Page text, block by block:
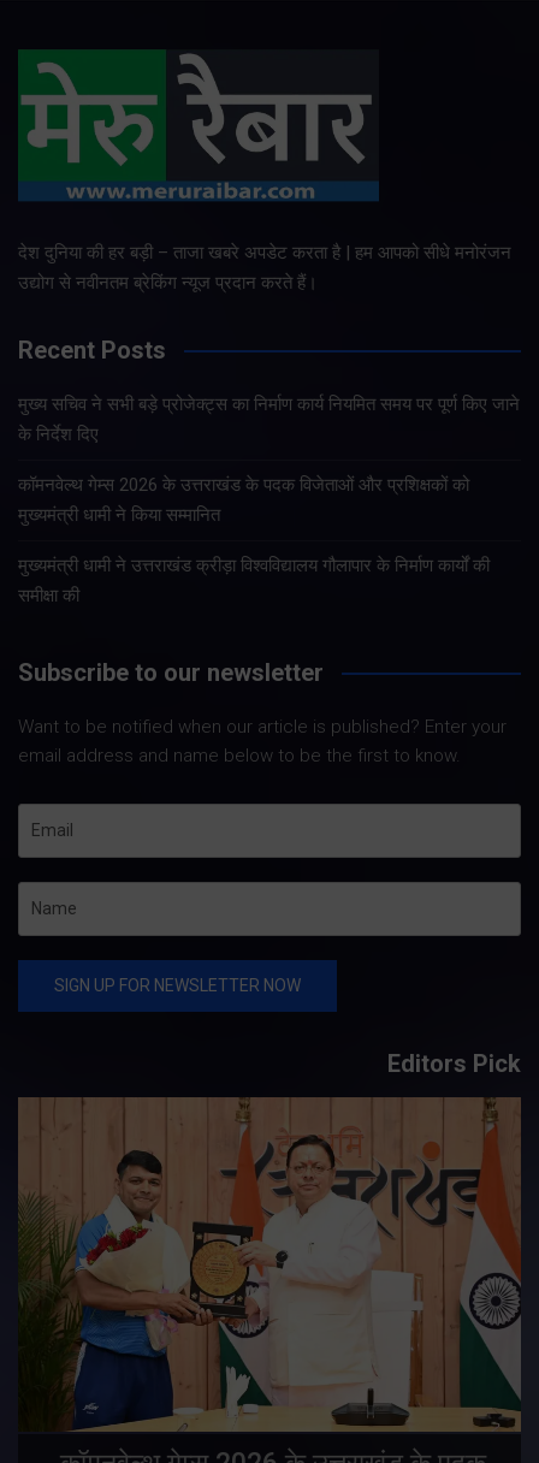
देश दुनिया की हर बड़ी – ताजा खबरे अपडेट करता है | हम आपको सीधे मनोरंजन
उद्योग से नवीनतम ब्रेकिंग न्यूज प्रदान करते हैं।
Recent Posts
मुख्य सचिव ने सभी बड़े प्रोजेक्ट्स का निर्माण कार्य नियमित समय पर पूर्ण किए जाने
के निर्देश दिए
कॉमनवेल्थ गेम्स 2026 के उत्तराखंड के पदक विजेताओं और प्रशिक्षकों को
मुख्यमंत्री धामी ने किया सम्मानित
मुख्यमंत्री धामी ने उत्तराखंड क्रीड़ा विश्वविद्यालय गौलापार के निर्माण कार्यों की
समीक्षा की
Subscribe to our newsletter
Want to be notified when our article is published? Enter your
email address and name below to be the first to know.
Editors Pick